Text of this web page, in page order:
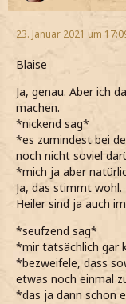
23. Januar 2021 um
Blaise
Ja, genau. Aber ich
machen.
*nickend sag*
*es zumindest bei
noch nicht soviel
*mich ja aber
Ja, das stimmt
Heiler sind ja auch
*seufzend sag*
*mir tatsächlich gar
*bezweifele, dass
etwas noch einmal
*das ja dann schon